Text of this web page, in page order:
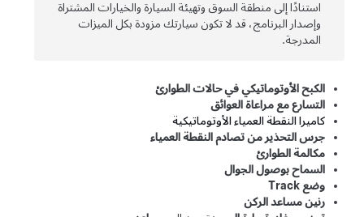
استنادًا إلى منطقة السوق وتهيئة السيارة والخيارات المشتراة
وإصدار البرنامج، قد لا تكون سيارتك مزودة بكل الميزات
المدرجة.
الكبح الأوتوماتيكي في حالات الطوارئ
التسارع مع مراعاة العوائق
كاميرا النقطة العمياء الأوتوماتيكية
جرس التحذير من تصادم النقطة العمياء
مكالمة الطوارئ
السماح بوصول الجوال
وضع Track
رنين مساعد الركن